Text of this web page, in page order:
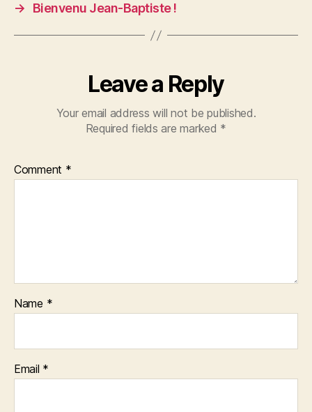
→
Bienvenu Jean-Baptiste !
Leave a Reply
Your email address will not be published.
Required fields are marked *
Comment *
Name *
Email *